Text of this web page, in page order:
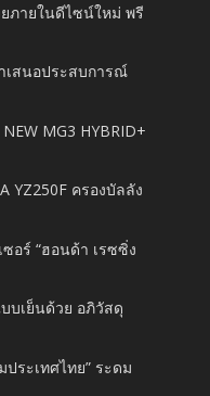
ภายในดีไซน์ใหม่ พรี
เสนอประสบการณ์
MG3 HYBRID+
YZ250F ครองบัลลัง
อร์ “ฮอนด้า เรซซิ่ง
บเย็นด้วย อภิวัสดุ
ระเทศไทย” ระดม